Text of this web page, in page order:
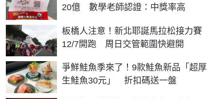
20億 數學老師認證：中獎率高
板橋人注意！新北耶誕馬拉松接力賽
12/7開跑 周日交管範圍快避開
爭鮮鮭魚季來了！9款鮭魚新品「超厚
生鮭魚30元」 折扣碼送一盤